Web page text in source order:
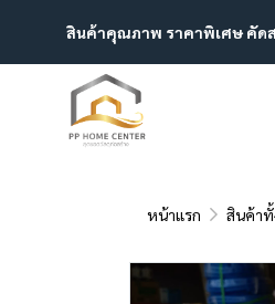
สินค้าคุณภาพ ราคาพิเศษ คัด
หน้าแรก สินค้า